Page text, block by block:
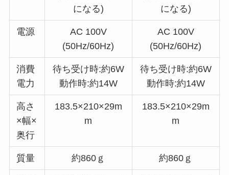
になる)
になる)
電源
AC 100V
(50Hz/60Hz)
AC 100V
(50Hz/60Hz)
消費
電力
待ち受け時:約6W
動作時:約14W
待ち受け時:約6W
動作時:約14W
高さ
×幅×
奥行
183.5×210×29m
m
183.5×210×29m
m
質量 約860ｇ 約860ｇ